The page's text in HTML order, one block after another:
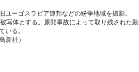
ーゴスラビア連邦などの紛争地域を撮影。
写体とする。原発事故によって取り残された動
いる。
新社）